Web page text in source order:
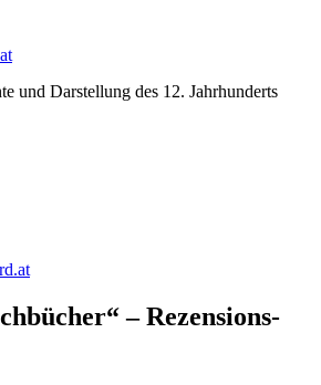
und Darstellung des 12. Jahrhunderts
– Rezensions-